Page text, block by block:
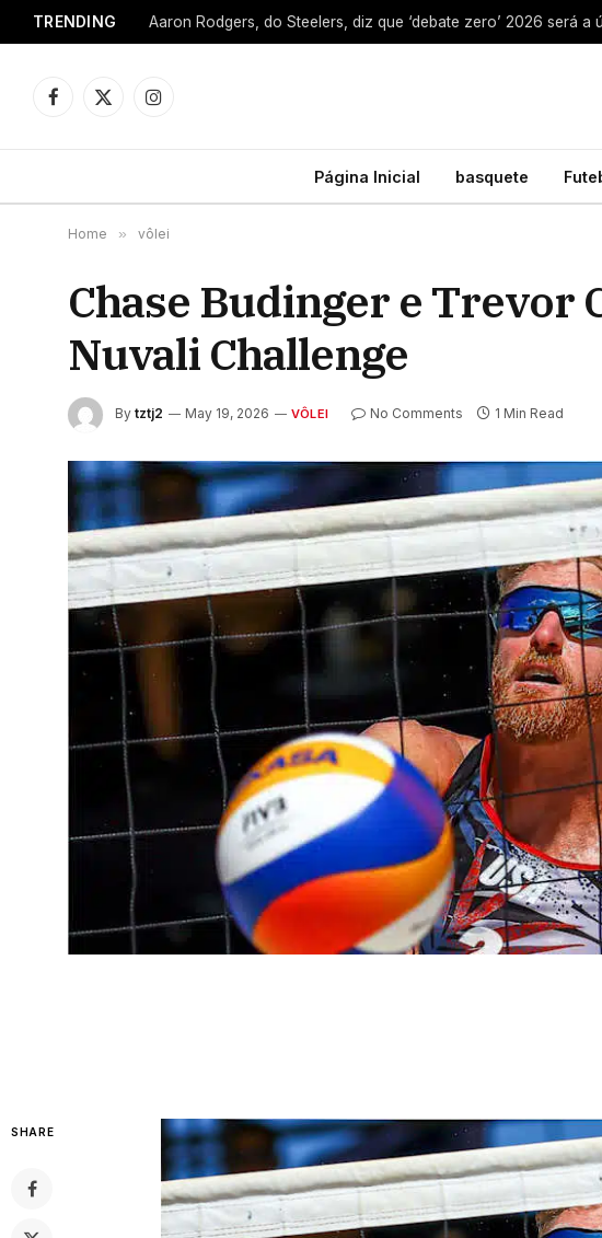
TRENDING
Facebook
X
Instagram
Página Inicial basquete
Home » vôlei
Chase Budinger e Trevor
Nuvali Challenge
By tztj2 May 19, 2026 VÔLEI No Comments 1 Min Read
SHARE